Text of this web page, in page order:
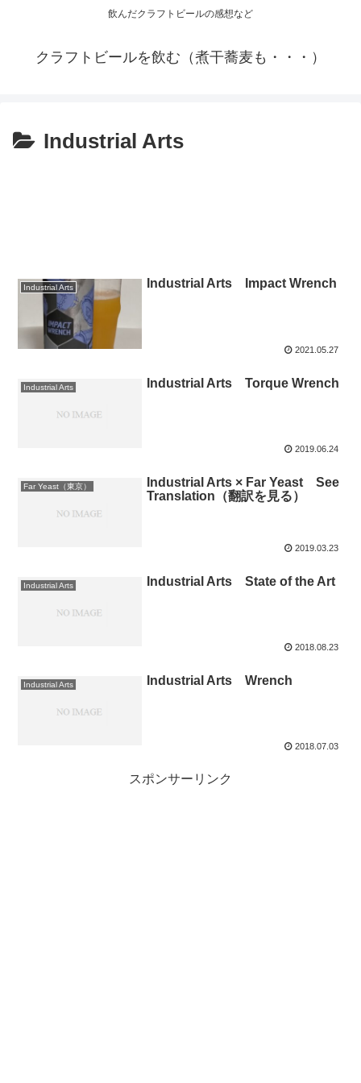
飲んだクラフトビールの感想など
クラフトビールを飲む（煮干蕎麦も・・・）
Industrial Arts
Industrial Arts Industrial Arts Impact Wrench
2021.05.27
Industrial Arts Industrial Arts Torque Wrench
2019.06.24
Far Yeast（東京）
Industrial Arts × Far Yeast See
Translation（翻訳を見る）
2019.03.23
Industrial Arts Industrial Arts State of the Art
2018.08.23
Industrial Arts Industrial Arts Wrench
2018.07.03
スポンサーリンク